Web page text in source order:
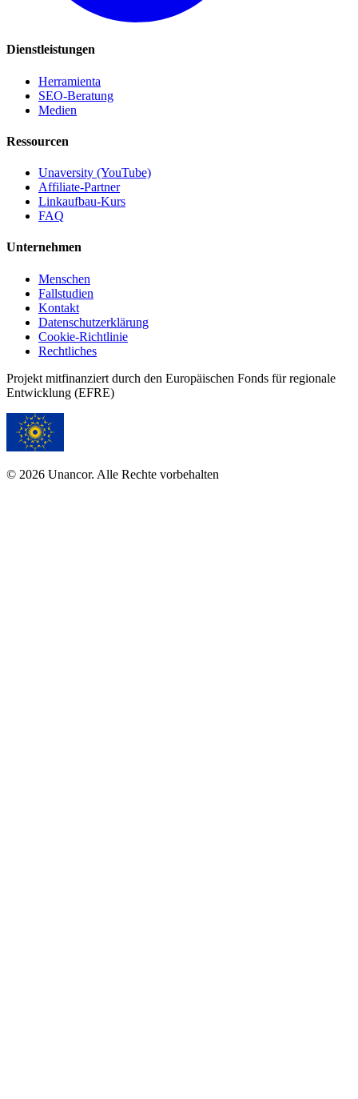
Dienstleistungen
Herramienta
SEO-Beratung
Medien
Ressourcen
Unaversity (YouTube)
Affiliate-Partner
Linkaufbau-Kurs
FAQ
Unternehmen
Menschen
Fallstudien
Kontakt
Datenschutzerklärung
Cookie-Richtlinie
Rechtliches
Projekt mitfinanziert durch den Europäischen Fonds für regionale
Entwicklung (EFRE)
© 2026 Unancor. Alle Rechte vorbehalten